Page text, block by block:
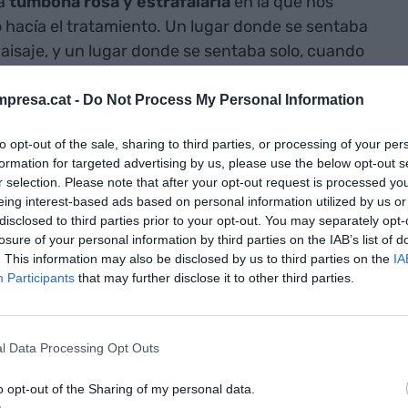
- Do Not Process My Personal Information
opt-out of the sale, sharing to third parties, or processing of your
for targeted advertising by us, please use the below opt-out
selection. Please note that after your opt-out request is processed
interest-based ads based on personal information utilized by us
to third parties prior to your opt-out. You may separately
of your personal information by third parties on the IAB’s list of
This information may also be disclosed by us to third parties on the
Participants that may further disclose it to other third parties.
Data Processing Opt Outs
opt-out of the Sharing of my personal data.
el tratamiento. Un lugar donde se sentaba
y un lugar donde se sentaba solo, cuando
Un lugar que, si lo viera, no dirías nunca
porche donde el suelo está frío y que queda
es donde he tenido las conversaciones más
de mi padre. En una de esas
si pudiera volver a vivir toda su vida de
de quien sabe que no le quedan demasiados
chorrean entre los dedos las últimas gotas de
valor en sí, en algo digno por lo que luchar.
y estar, el mero hecho de estar presente, un
siempre a mi padre, algo que no hace
día. Pero la razón principal de grabarme de